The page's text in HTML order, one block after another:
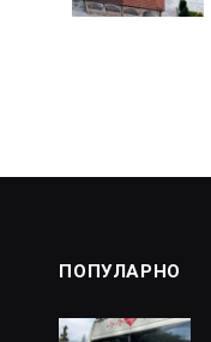
ПОПУЛАРНО